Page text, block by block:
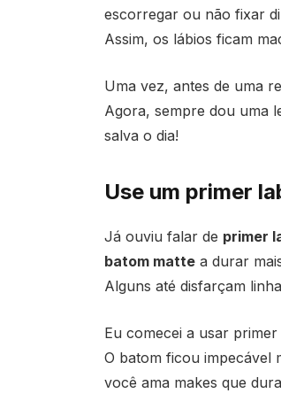
escorregar ou não fixar
Assim, os lábios ficam
Uma vez, antes de uma
Agora, sempre dou uma
salva o dia!
Use um primer
Já ouviu falar de primer
batom mattea durar
Alguns até disfarçam
Eu comecei a usar
O batom ficou impecável
você ama makes que